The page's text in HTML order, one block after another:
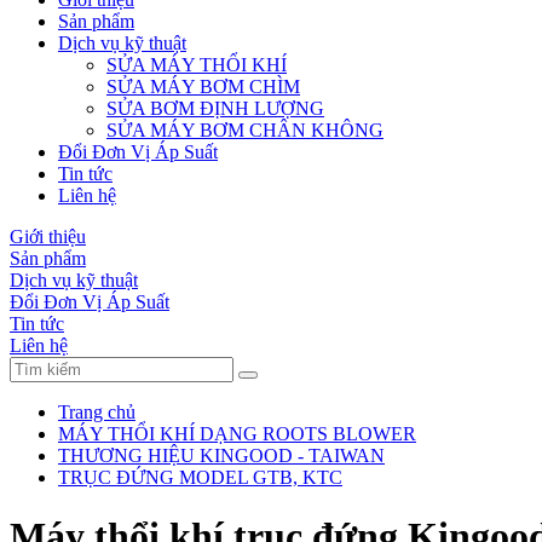
Sản phẩm
Dịch vụ kỹ thuật
SỬA MÁY THỔI KHÍ
SỬA MÁY BƠM CHÌM
SỬA BƠM ĐỊNH LƯỢNG
SỬA MÁY BƠM CHÂN KHÔNG
Đổi Đơn Vị Áp Suất
Tin tức
Liên hệ
Giới thiệu
Sản phẩm
Dịch vụ kỹ thuật
Đổi Đơn Vị Áp Suất
Tin tức
Liên hệ
Trang chủ
MÁY THỔI KHÍ DẠNG ROOTS BLOWER
THƯƠNG HIỆU KINGOOD - TAIWAN
TRỤC ĐỨNG MODEL GTB, KTC